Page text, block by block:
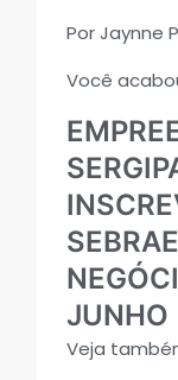
Por Jaynne
Você
JUNHO
Veja